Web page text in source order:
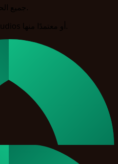
© 2026 Hylist. جميع الحقوق محفوظة.
Hylist ليس تابعًا لـ Hypixel Studios أو معتمدًا منها.